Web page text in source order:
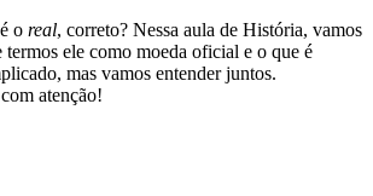
o real, correto? Nessa aula de História, vamos
ele como moeda oficial e o que é
mas vamos entender juntos.
atenção!